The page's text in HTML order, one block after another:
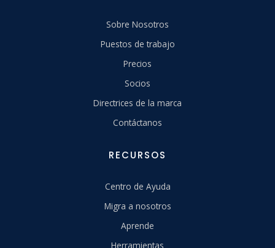
Sobre Nosotros
Puestos de trabajo
Precios
Socios
Directrices de la marca
Contáctanos
RECURSOS
Centro de Ayuda
Migra a nosotros
Aprende
Herramientas